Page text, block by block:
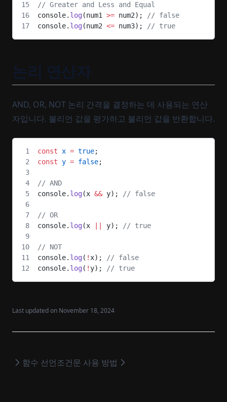
// Greater and Less and Equal
console. log(num1 >= num2);
// false
console. log(num2 <= num3); // true
논리 연산자
AND, OR, NOT 논리 간격을 결정하는 데 사용되는 연산
자입니다. 불리언 값을 평가하고 불리언 값을 반환합니다.
const x = true;
const y = false;
// AND
console. log(x && y); // false
// OR
console. log(x y); // true
// NOT
console. log( ! x);
// false
console. log( !y); // true
Last updated on November 18, 2024
함수 선언조건문 사용 방법